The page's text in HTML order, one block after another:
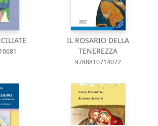
IL ROSARIO DELLA
TENEREZZA
9788810714072